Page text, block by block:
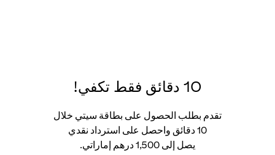
10 دقائق فقط تكفي!
تقدم بطلب الحصول على بطاقة سيتي خلال
10 دقائق واحصل على استرداد نقدي
يصل إلى 1,500 درهم إماراتي.